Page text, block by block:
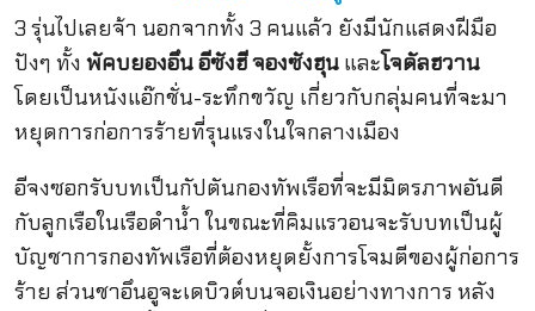
3 รุ่นไปเลยจ้า นอกจากทั้ง 3 คนแล้ว ยังมีนักแสดงฝีมือ
ปังๆ ทั้ง พัคบยองอึน อีซังฮี จองซังฮุนและโจดัลฮวาน
โดยเป็นหนังแอ๊กชั่น-ระทึกขวัญ เกี่ยวกับกลุ่มคนที่จะมา
หยุดการก่อการร้ายที่รุนแรงในใจกลางเมือง
อีจงซอกรับบทเป็นกัปตันกองทัพเรือที่จะมีมิตรภาพอันดี
กับลูกเรือในเรือดำน้ำ ในขณะที่คิมแรวอนจะรับบทเป็นผู้
บัญชาการกองทัพเรือที่ต้องหยุดยั้งการโจมตีของผู้ก่อการ
ร้าย ส่วนชาอึนอูจะเดบิวต์บนจอเงินอย่างทางการ หลัง